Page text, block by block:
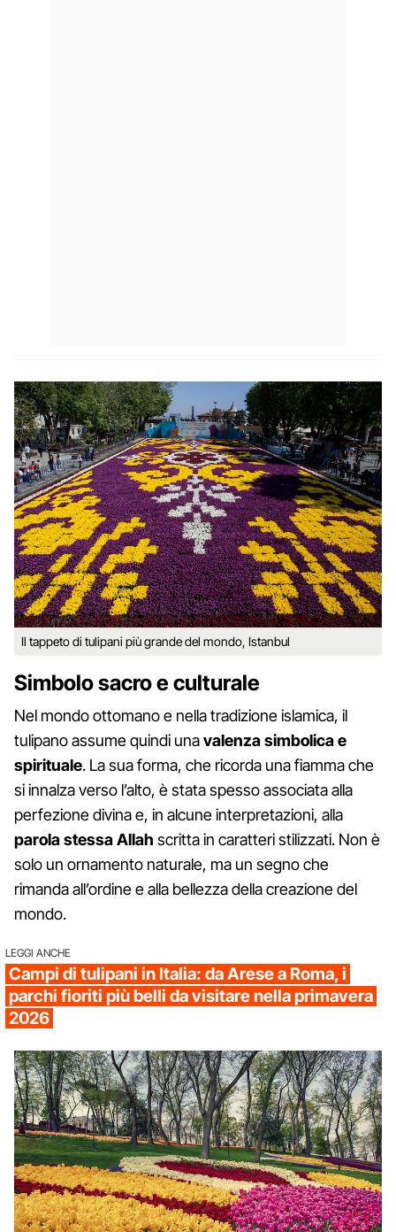
Il tappeto di tulipani più grande del mondo, Istanbul
Simbolo sacro e culturale
Nel mondo ottomano e nella tradizione islamica, il
tulipano assume quindi unavalenza simbolica e
spirituale. La sua forma, che ricorda una fiamma che
si innalza verso l’alto, è stata spesso associata alla
perfezione divina e, in alcune interpretazioni, alla
parola stessa Allah scritta in caratteri stilizzati. Non è
solo un ornamento naturale, ma un segno che
rimanda all’ordine e alla bellezza della creazione del
mondo.
LEGGI ANCHE
Campi di tulipani in Italia: da Arese a Roma, i
parchi fioriti più belli da visitare nella primavera
2026